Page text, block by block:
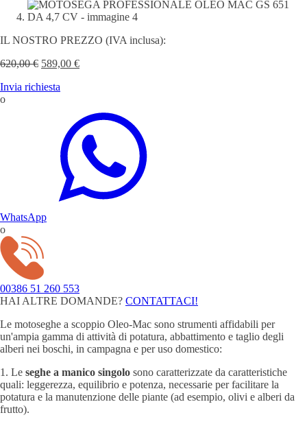
IL NOSTRO PREZZO (IVA inclusa):
620,00€ Il
originale
589,00 €Il
589,00 €.
Invia richiesta
o
WhatsApp
o
00386 51 260 553
HAI ALTRE DOMANDE? CONTATTACI!
Le motoseghe a scoppio Oleo-Mac sono strumenti affidabili per
un'ampia gamma di attività di potatura, abbattimento e taglio degli
alberi nei boschi, in campagna e per uso domestico:
1. Le seghe a manico singolo sono caratterizzate da caratteristiche
quali: leggerezza, equilibrio e potenza, necessarie per facilitare la
potatura e la manutenzione delle piante (ad esempio, olivi e alberi da
frutto).